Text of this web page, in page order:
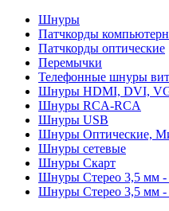
Шнуры
Патчкорды
Патчкорды оптические
Перемычки
Телефонные шнуры
Шнуры HDMI, DVI,
Шнуры RCA-RCA
Шнуры USB
Шнуры Оптические,
Шнуры сетевые
Шнуры Скарт
Шнуры Стерео 3,5 мм -
Шнуры Стерео 3,5 мм -